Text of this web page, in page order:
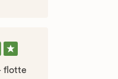
flotte